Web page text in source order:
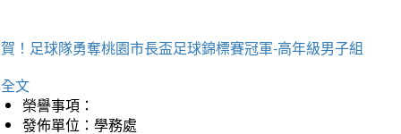
！足球隊勇奪桃園市長盃足球錦標賽冠軍-高年級男子組
文
榮譽事項：
發佈單位：學務處